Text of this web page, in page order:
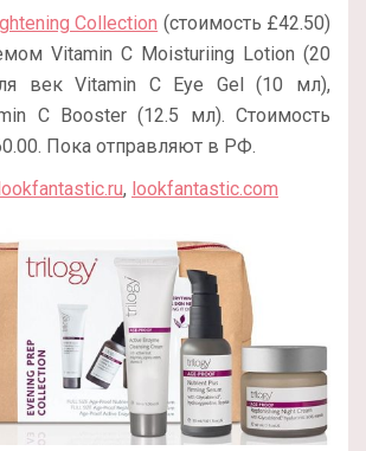
Collection (стоимость £42.50)
Vitamin C Moisturiing Lotion (20
век Vitamin C Eye Gel (10 мл),
C Booster (12.5 мл). Стоимость
Пока отправляют в РФ.
lookfantastic.ru, lookfantastic.com